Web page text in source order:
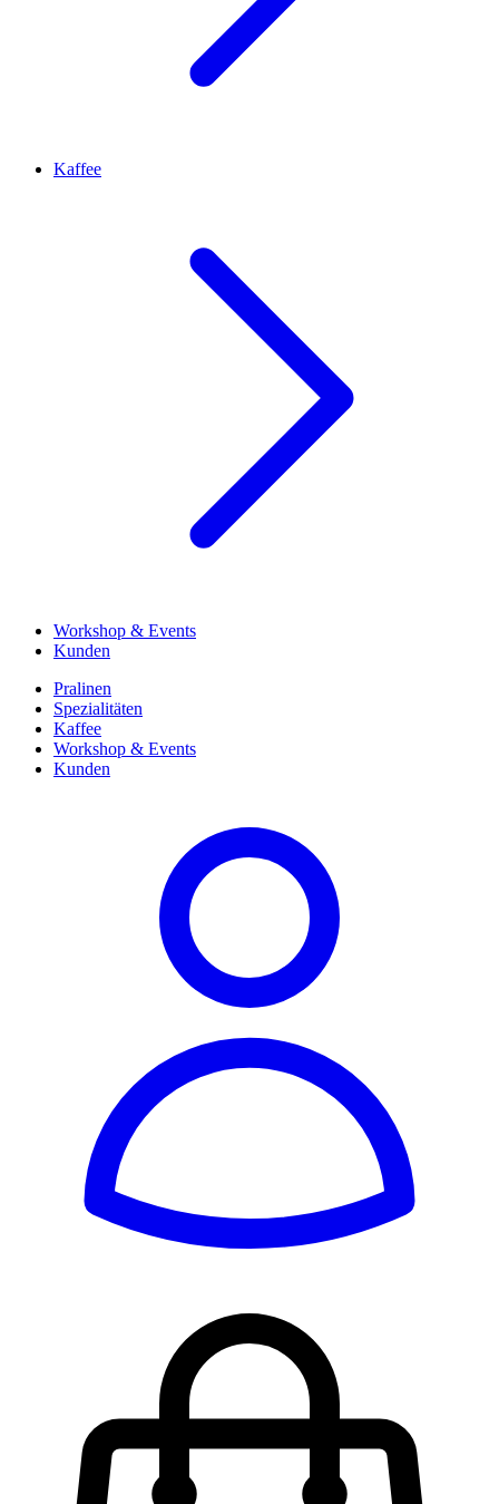
Kaffee
Workshop & Events
Kunden
Pralinen
Spezialitäten
Kaffee
Workshop & Events
Kunden